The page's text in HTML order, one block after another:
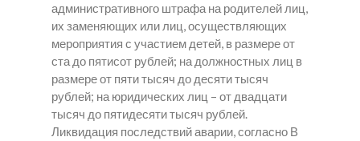
административного штрафа на родителей лиц,
их заменяющих или лиц, осуществляющих
мероприятия с участием детей, в размере от
ста до пятисот рублей; на должностных лиц в
размере от пяти тысяч до десяти тысяч
рублей; на юридических лиц – от двадцати
тысяч до пятидесяти тысяч рублей.
Ликвидация последствий аварии, согласно В